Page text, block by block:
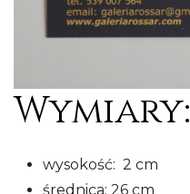
Wymiary:
wysokość: 2 cm
średnica: 26 cm